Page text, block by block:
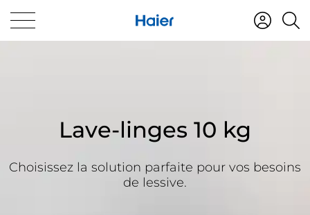
Lave-linges 10 kg
Choisissez la solution parfaite pour vos besoins
de lessive.